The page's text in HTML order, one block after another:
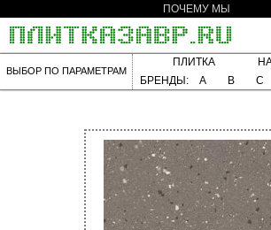
ПОЧЕМУ МЫ
ВЫБОР ПО ПАРАМЕТРАМ
ПЛИТКА
БРЕНДЫ:
A B C